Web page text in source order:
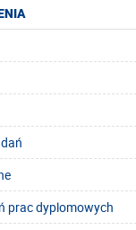
prac dyplomowych